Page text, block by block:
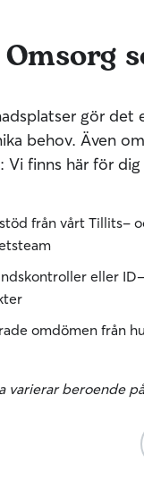
Omsorg
gör
behov. Även
Vi finns här för
från vårt Tillits-
eller
omdömen från
varierar beroende